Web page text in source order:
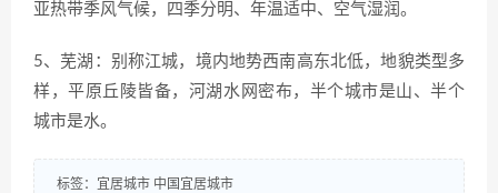
亚热带季风气候，四季分明、年温适中、空气湿润。
5、芜湖：别称江城，境内地势西南高东北低，地貌类型多
样，平原丘陵皆备，河湖水网密布，半个城市是山、半个
城市是水。
标签： 宜居城市 中国宜居城市